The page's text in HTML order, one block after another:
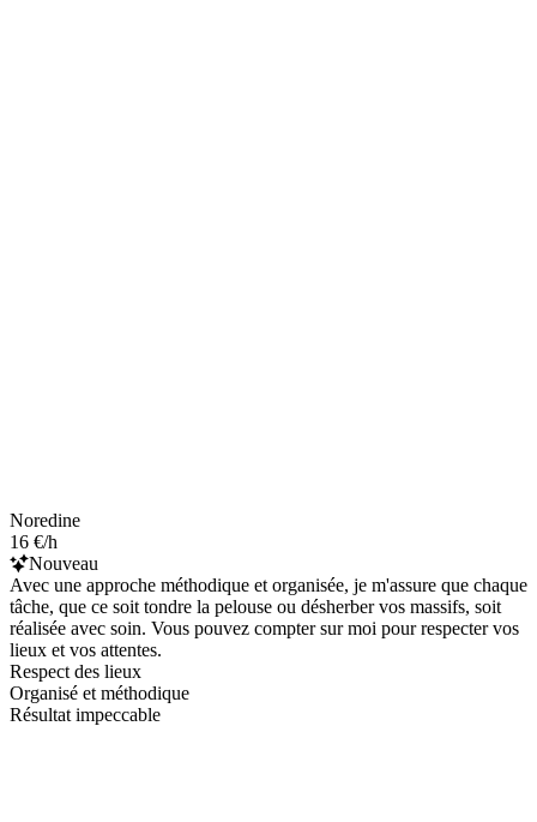
Noredine
16 €/h
Nouveau
Avec une approche méthodique et organisée, je m'assure que chaque
tâche, que ce soit tondre la pelouse ou désherber vos massifs, soit
réalisée avec soin. Vous pouvez compter sur moi pour respecter vos
lieux et vos attentes.
Respect des lieux
Organisé et méthodique
Résultat impeccable